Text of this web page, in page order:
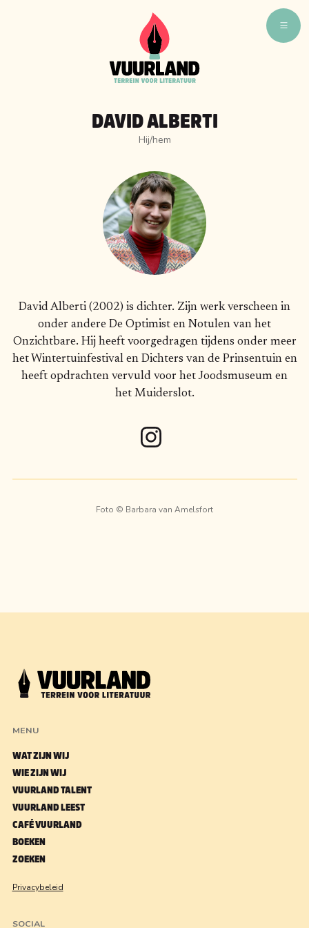
WAT ZIJN WIJ
VUURLAND TALENT
CAFÉ VUURLAND
DAVID ALBERTI
Hij/hem
David Alberti (2002) is dichter. Zijn werk verscheen in
onder andere De Optimist en Notulen van het
Onzichtbare. Hij heeft voorgedragen tijdens onder meer
het Wintertuinfestival en Dichters van de Prinsentuin en
heeft opdrachten vervuld voor het Joodsmuseum en
het Muiderslot.
Foto © Barbara van Amelsfort
MENU
WAT ZIJN WIJ
WIE ZIJN WIJ
VUURLAND TALENT
VUURLAND LEEST
CAFÉ VUURLAND
BOEKEN
ZOEKEN
Privacybeleid
SOCIAL